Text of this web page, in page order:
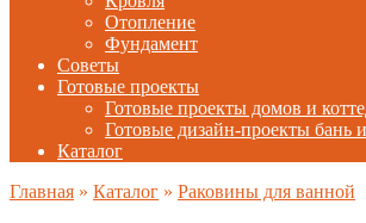
Отопление
Фундамент
Советы
Готовые проекты
Готовые проекты домов и
Готовые дизайн-проекты бань
Каталог
Главная » Каталог » Раковины для ванной